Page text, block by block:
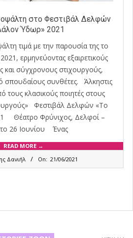
στο Φεστιβάλ Δελφών
Ύδωρ» 2021
τιμά με την παρουσία της το
ερμηνεύοντας εξαιρετικούς
και σύγχρονους στιχουργούς,
σπουδαίους συνθέτες. Άλκηστις
κλασικούς ποιητές στους
Φεστιβάλ Δελφών «Το
Θέατρο Φρύνιχος, Δελφοί –
26 Ιουνίου Ένας
READ MORE →
Δανιήλ On: 21/06/2021